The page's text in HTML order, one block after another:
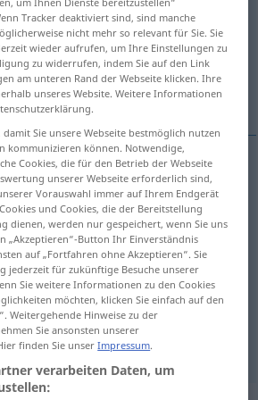
anklicken/antippen)
move
Tracker deaktiviert sind, sind manche
nicht mehr so relevant für Sie. Sie
wieder aufrufen, um Ihre Einstellungen zu
zu widerrufen, indem Sie auf den Link
am unteren Rand der Webseite klicken. Ihre
unseres Website. Weitere Informationen
Sie unsere Webseite bestmöglich nutzen
kommunizieren können. Notwendige,
Cookies, die für den Betrieb der Webseite
unserer Webseite erforderlich sind,
Vorauswahl immer auf Ihrem Endgerät
und Cookies, die der Bereitstellung
dienen, werden nur gespeichert, wenn Sie uns
„Akzeptieren“-Button Ihr Einverständnis
auf „Fortfahren ohne Akzeptieren“. Sie
jederzeit für zukünftige Besuche unserer
Sie weitere Informationen zu den Cookies
möchten, klicken Sie einfach auf den
Weitergehende Hinweise zu der
Sie ansonsten unserer
finden Sie unserImpressum.
verarbeiten Daten, um